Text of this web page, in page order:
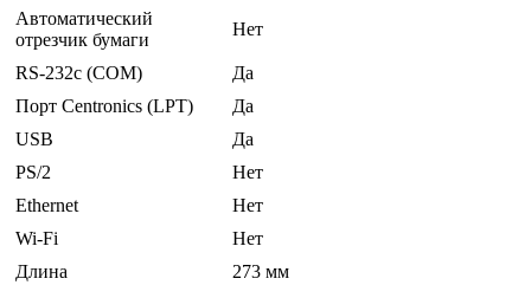
Автоматический
отрезчик бумаги
Нет
RS-232c (COM)
Да
Порт Centronics (LPT)
Да
USB
Да
PS/2
Нет
Ethernet
Нет
Wi-Fi
Нет
Длина
273 мм